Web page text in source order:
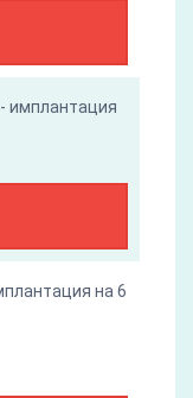
имплантация
на 6